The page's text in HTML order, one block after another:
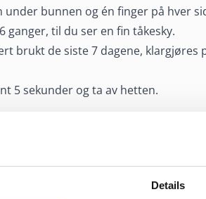
Details
bunnen og én finger på hver
ganger, til du ser en fin tåkesky.
brukt de siste 7 dagene,
5 sekunder og ta av hetten.
bakover.
og før spraytuppen forsiktig inn i det
en finger. Trykk pumpen raskt